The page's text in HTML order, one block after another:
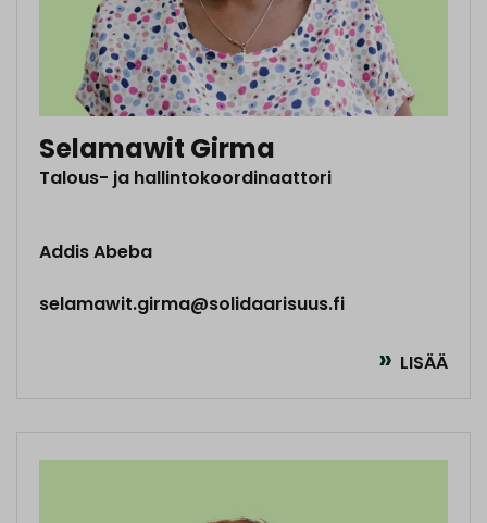
Selamawit Girma
Talous- ja hallintokoordinaattori
Addis Abeba
selamawit.girma@solidaarisuus.fi
LISÄÄ